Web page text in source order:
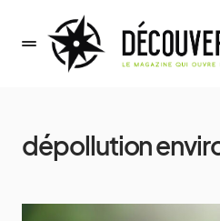
dépollution